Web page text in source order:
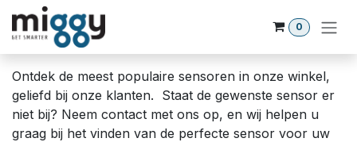
Overslaan naar inhoud
0
Ontdek de meest populaire sensoren in onze winkel,
geliefd bij onze klanten. Staat de gewenste sensor er
niet bij? Neem contact met ons op, en wij helpen u
graag bij het vinden van de perfecte sensor voor uw